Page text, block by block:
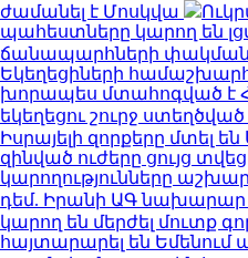
ժամանել է Մոսկվա
պահեստները կարող են
ճանապարհների
Եկեղեցիների
խորապես մտահոգված է
եկեղեցու շուրջ
Իսրայելի զորքերը մտել
զինված ուժերը ցույց
կարողությունները
դեմ. Իրանի ԱԳ նախարար
կարող են մերժել մուտք
հայտարարել են Եմենում